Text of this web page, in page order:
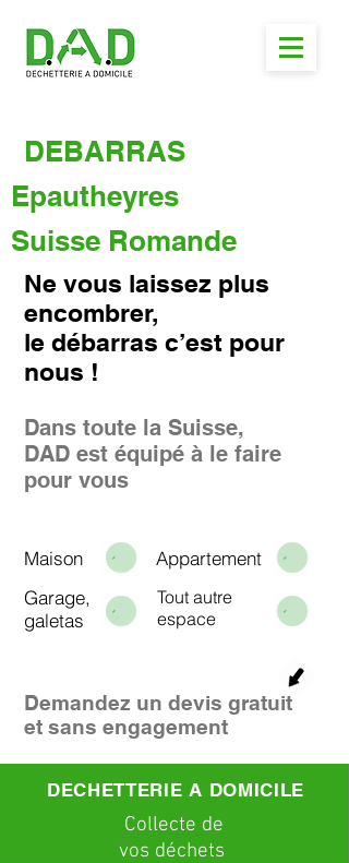
DEBARRAS
Epautheyres
Suisse Romande
Ne vous laissez plus
encombrer,
le débarras c’est pour
nous !
Dans toute la Suisse,
DAD est équipé à le faire
pour vous
Maison
Appartement
Garage,
galetas
Tout autre
espace
Demandez un devis gratuit
et sans engagement
DECHETTERIE A DOMICILE
Collecte de
vos déchets